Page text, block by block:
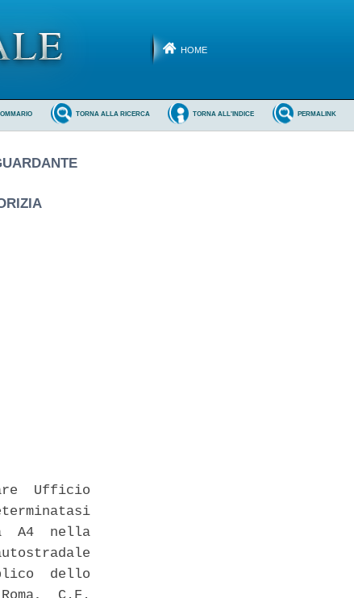
HOME
PERMALINK
TORNA ALL'INDICE
TORNA ALLA RICERCA
Ufficio
A4  nella
dello